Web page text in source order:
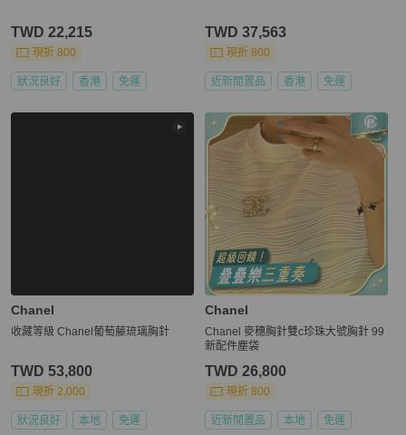
TWD 22,215
現折 800
狀況良好 香港 免運
TWD 37,563
現折 800
近新閒置品 香港 免運
Chanel
收藏等級 Chanel葡萄藤琉璃胸針
TWD 53,800
現折 2,000
狀況良好 本地 免運
Chanel
Chanel 麥穗胸針雙c珍珠大號胸針 99
新配件塵袋
TWD 26,800
現折 800
近新閒置品 本地 免運